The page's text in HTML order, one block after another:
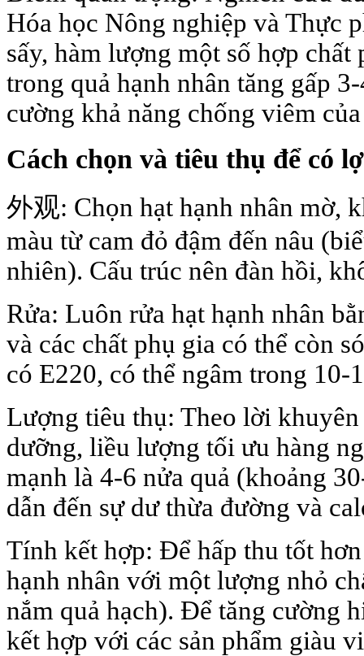
Hóa học Nông nghiệp và Thực
sấy, hàm lượng một số hợp
trong quả hạnh nhân tăng gấp
cường khả năng chống viêm
Cách chọn và tiêu thụ để có
外观: Chọn hạt hạnh nhân mờ,
màu từ cam đỏ đậm đến nâu
nhiên). Cấu trúc nên đàn hồi,
Rửa: Luôn rửa hạt hạnh nhân
và các chất phụ gia có thể còn
có E220, có thể ngâm trong 10-
Lượng tiêu thụ: Theo lời
dưỡng, liều lượng tối ưu hàng
mạnh là 4-6 nửa quả (khoảng
dẫn đến sự dư thừa đường và
Tính kết hợp: Để hấp thu tốt
hạnh nhân với một lượng nhỏ
nắm quả hạch). Để tăng cường
kết hợp với các sản phẩm giàu